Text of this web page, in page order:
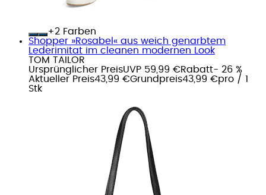
+
Farben
Shopper »Rosabel« aus weich genarbtem
Lederimitat im cleanen modernen Look
TOM TAILOR
Ursprünglicher PreisUVP 59,99 €Rabatt- 26 %
Aktueller Preis43,99 €Grundpreis43,99 €pro / 1
Stk